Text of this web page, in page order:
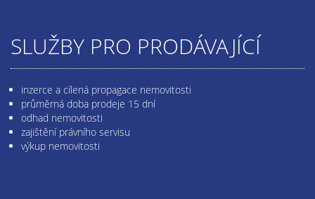
SLUŽBY PRO PRODÁVAJÍCÍ
inzerce a cílená propagace nemovitosti
průměrná doba prodeje 15 dní
odhad nemovitosti
zajištění právního servisu
výkup nemovitosti